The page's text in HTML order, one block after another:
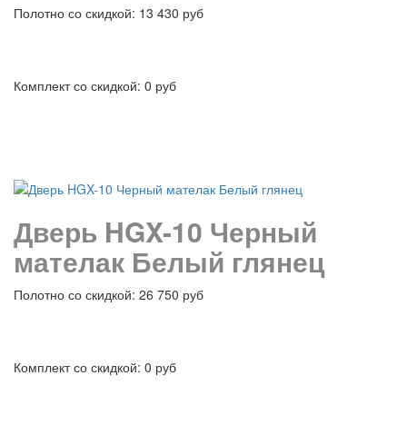
Полотно со скидкой: 13 430 руб
Комплект со скидкой: 0 руб
Дверь HGX-10 Черный
мателак Белый глянец
Полотно со скидкой: 26 750 руб
Комплект со скидкой: 0 руб